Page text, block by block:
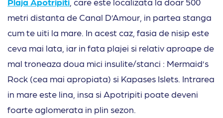
metri distanta de Canal D’Amour, in partea stanga
cum te uiti la mare. In acest caz, fasia de nisip este
ceva mai lata, iar in fata plajei si relativ aproape de
mal troneaza doua mici insulite/stanci : Mermaid’s
Rock (cea mai apropiata) si Kapases Islets. Intrarea
in mare este lina, insa si Apotripiti poate deveni
foarte aglomerata in plin sezon.